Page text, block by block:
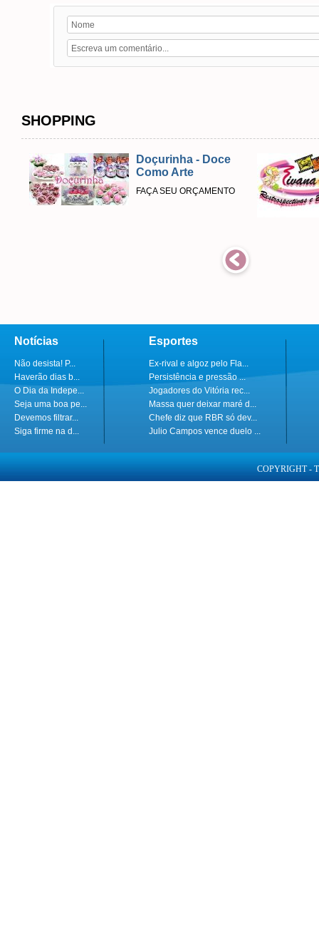
SHOPPING
Doçurinha - Doce
Como Arte
FAÇA SEU ORÇAMENTO
Notícias
Não desista! P...
Haverão dias b...
O Dia da Indepe...
Seja uma boa pe...
Devemos filtrar...
Siga firme na d...
Esportes
Ex-rival e algoz pelo Fla...
Persistência e pressão ...
Jogadores do Vitória rec...
Massa quer deixar maré d...
Chefe diz que RBR só dev...
Julio Campos vence duelo ...
COPYRIGHT -